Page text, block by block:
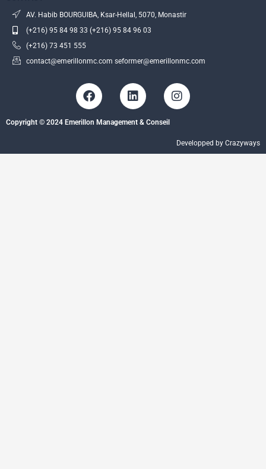
AV. Habib BOURGUIBA, Ksar-Hellal, 5070, Monastir
(+216) 95 84 98 33 (+216) 95 84 96 03
(+216) 73 451 555
contact@emerillonmc.com seformer@emerillonmc.com
F
a
e
o
L
i
k
d
I
n
a
g
Copyright © 2024 Emerillon Management & Conseil
Developped by Crazyways